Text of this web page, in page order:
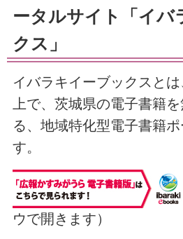
ータルサイト「イバ
クス」
イバラキイーブックスと
上で、茨城県の電子書籍
る、地域特化型電子書籍
す。
ウで開きます）